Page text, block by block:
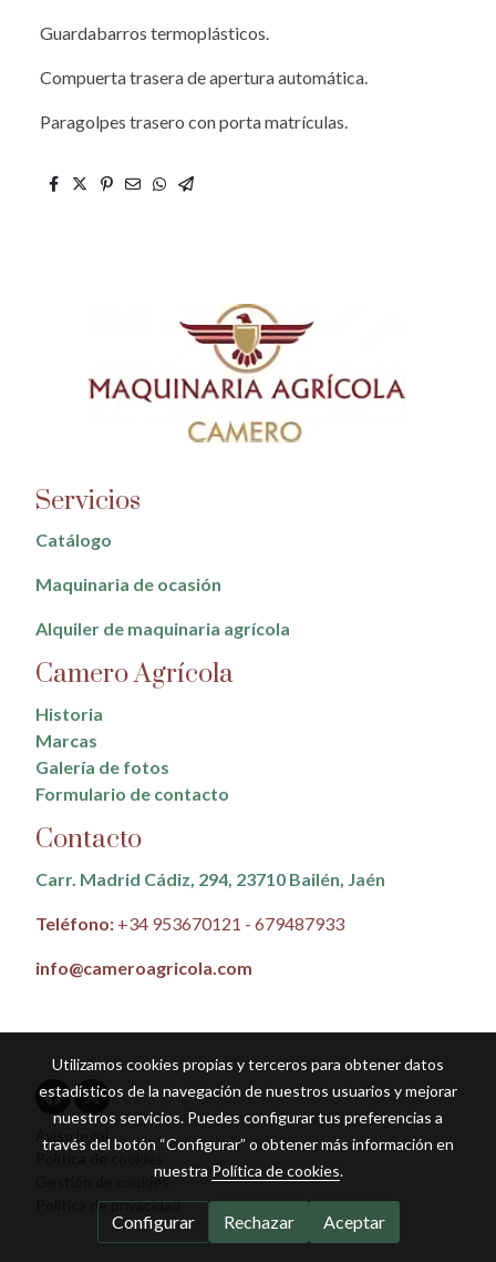
Guardabarros termoplásticos.
Compuerta trasera de apertura automática.
Paragolpes trasero con porta matrículas.
Servicios
Catálogo
Maquinaria de ocasión
Alquiler de maquinaria agrícola
Camero Agrícola
Historia
Marcas
Galería de fotos
Formulario de contacto
Contacto
Carr. Madrid Cádiz, 294, 23710 Bailén, Jaén
Teléfono: +34 953670121 - 679487933
info@cameroagricola.com
Aviso legal
Gestión de cookies
Política de privacidad
Utilizamos cookies propias y terceros para obtener datos
estadísticos de la navegación de nuestros usuarios y mejorar
nuestros servicios. Puedes configurar tus preferencias a
través del botón “Configurar” o obtener más información en
nuestra Política de cookies.
Configurar Rechazar Aceptar